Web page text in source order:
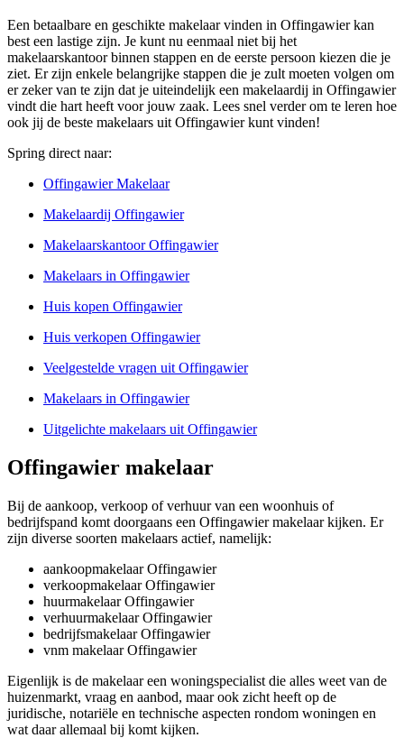
Een betaalbare en geschikte makelaar vinden in Offingawier kan
best een lastige zijn. Je kunt nu eenmaal niet bij het
makelaarskantoor binnen stappen en de eerste persoon kiezen die je
ziet. Er zijn enkele belangrijke stappen die je zult moeten volgen om
er zeker van te zijn dat je uiteindelijk een makelaardij in Offingawier
vindt die hart heeft voor jouw zaak. Lees snel verder om te leren hoe
ook jij de beste makelaars uit Offingawier kunt vinden!
Spring direct naar:
Offingawier Makelaar
Makelaardij Offingawier
Makelaarskantoor Offingawier
Makelaars in Offingawier
Huis kopen Offingawier
Huis verkopen Offingawier
Veelgestelde vragen uit Offingawier
Makelaars in Offingawier
Uitgelichte makelaars uit Offingawier
Offingawier makelaar
Bij de aankoop, verkoop of verhuur van een woonhuis of
bedrijfspand komt doorgaans een Offingawier makelaar kijken. Er
zijn diverse soorten makelaars actief, namelijk:
aankoopmakelaar Offingawier
verkoopmakelaar Offingawier
huurmakelaar Offingawier
verhuurmakelaar Offingawier
bedrijfsmakelaar Offingawier
vnm makelaar Offingawier
Eigenlijk is de makelaar een woningspecialist die alles weet van de
huizenmarkt, vraag en aanbod, maar ook zicht heeft op de
juridische, notariële en technische aspecten rondom woningen en
wat daar allemaal bij komt kijken.